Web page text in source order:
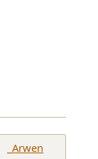
_Arwen